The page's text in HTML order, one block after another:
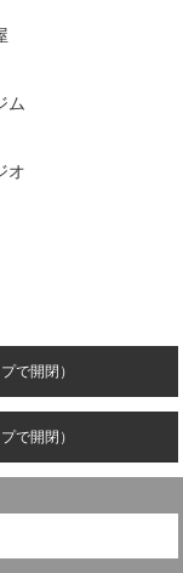
ム
オ
で開閉）
で開閉）